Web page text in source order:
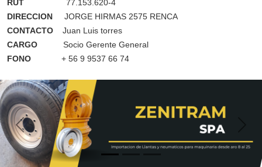
RUT
77.153.620-4
DIRECCION JORGE HIRMAS 2575 RENCA
CONTACTO Juan Luis torres
CARGO
Socio Gerente General
FONO + 56 9 9537 66 74
Anterior